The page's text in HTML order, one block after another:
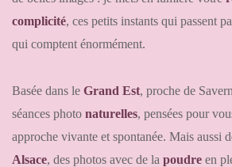
complicité, ces petits instants qui passent
qui comptent énormément.
Basée dans le Grand Est, proche de
séances photo naturelles, pensées pour
approche vivante et spontanée. Mais aussi
Alsace, des photos avec de la poudre en